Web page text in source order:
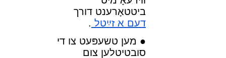
ביטטאָרענט דורך
דעם אַ זײַטל .
מען טשעפּעט צו די
סובטיטלען צום